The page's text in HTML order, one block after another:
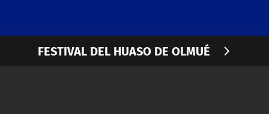
TELESERIES
FESTIVAL DEL HUASO DE OLMUÉ